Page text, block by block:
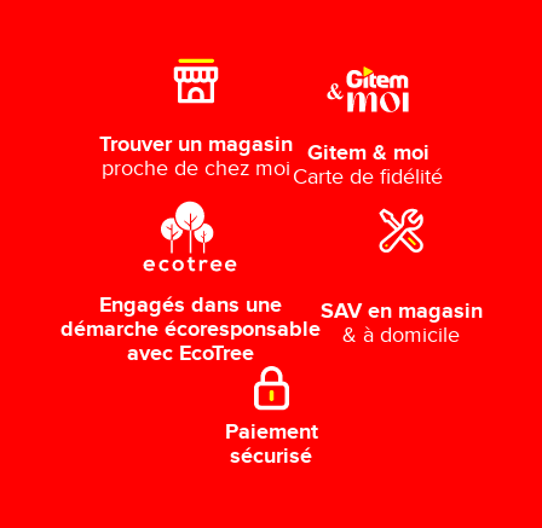
Trouver un magasin
proche de chez moi
Gitem & moi
Carte de fidélité
Engagés dans une
démarche écoresponsable
avec EcoTree
SAV en magasin
& à domicile
Paiement
sécurisé